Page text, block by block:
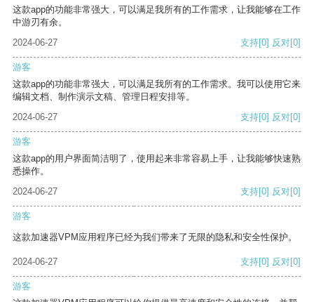
这款app的功能非常强大，可以满足我所有的工作需求，让我能够在工作
中游刃有余。
2024-06-27
支持[0] 反对[0]
游客
这款app的功能非常强大，可以满足我所有的工作需求。我可以使用它来
编辑文档、制作演示文稿、管理日程安排等。
2024-06-27
支持[0] 反对[0]
游客
这款app的用户界面简洁明了，使用起来非常容易上手，让我能够快速熟
悉操作。
2024-06-27
支持[0] 反对[0]
游客
这款加速器VPM应用程序已经为我们带来了无限的隐私和安全性保护。
2024-06-27 支持[0] 反对[0]
游客